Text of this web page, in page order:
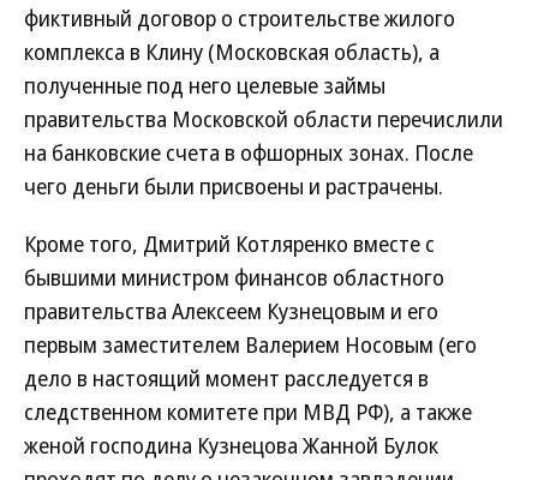
фиктивный договор о строительстве жилого
комплекса в Клину (Московская область), а
полученные под него целевые займы
правительства Московской области перечислили
на банковские счета в офшорных зонах. После
чего деньги были присвоены и растрачены.
Кроме того, Дмитрий Котляренко вместе с
бывшими министром финансов областного
правительства Алексеем Кузнецовым и его
первым заместителем Валерием Носовым (его
дело в настоящий момент расследуется в
следственном комитете при МВД РФ), а также
женой господина Кузнецова Жанной Булок